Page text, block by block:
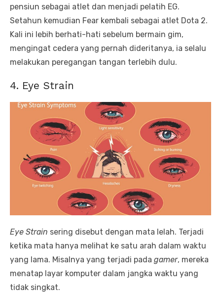
pensiun sebagai atlet dan menjadi pelatih EG.
Setahun kemudian Fear kembali sebagai atlet Dota 2.
Kali ini lebih berhati-hati sebelum bermain gim,
mengingat cedera yang pernah dideritanya, ia selalu
melakukan peregangan tangan terlebih dulu.
4. Eye Strain
Eye Strain sering disebut dengan mata lelah. Terjadi
ketika mata hanya melihat ke satu arah dalam waktu
yang lama. Misalnya yang terjadi pada gamer, mereka
menatap layar komputer dalam jangka waktu yang
tidak singkat.